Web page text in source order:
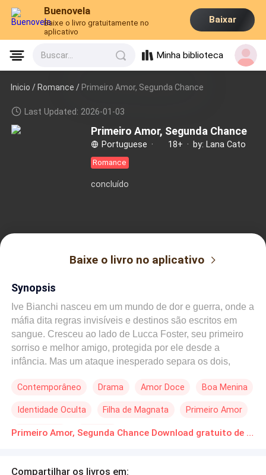
Buenovela
Baixe o livro gratuitamente no
aplicativo
Baixar
Buscar... Minha biblioteca
Inicio /Romance / Primeiro Amor, Segunda Chance
Last Updated: 2026-01-03
Primeiro Amor, Segunda Chance
Portuguese · 18+ · by: Lana Cato
Romance
concluído
Baixe o livro no aplicativo
Synopsis
Ive Bianchi nasceu em um mundo de dor e guerra, onde a
máfia dita regras invisíveis e destinos são escritos em
sangue. Cresceu ao lado de Lucca Foster, seu primeiro
sorriso e melhor amigo, protegida por ele desde a
infância. Mas um ataque inesperado separa os dois,
amor que perdeu. Cinco anos depois, aos dezessete
Federal de Medicina, determinada a salvar vidas como a
madrinha Lara, enquanto o passado insiste em persegui-
sente seu mundo virar de cabeça para baixo. Entre
Contemporâneo Drama Amor Doce Boa Menina
Identidade Oculta Filha de Magnata Primeiro Amor
Reencontro Amnésia Primeiro Amor, Segunda Chance Download gratuito de Novelas Online em PDF
Compartilhar os livros em: